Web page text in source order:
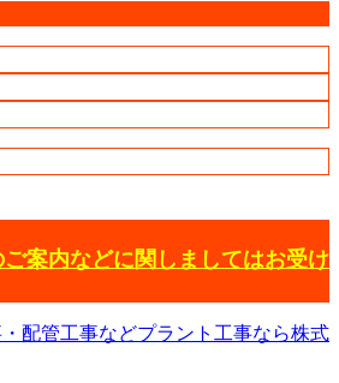
案内などに関しましてはお受け